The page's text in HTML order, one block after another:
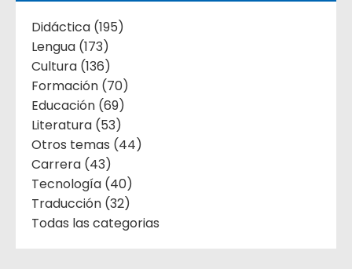
Didáctica (195)
Lengua (173)
Cultura (136)
Formación (70)
Educación (69)
Literatura (53)
Otros temas (44)
Carrera (43)
Tecnología (40)
Traducción (32)
Todas las categorias